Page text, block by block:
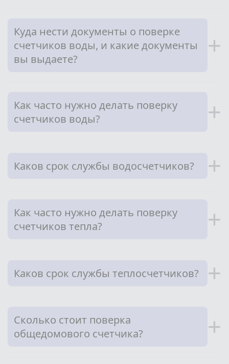
Куда нести документы о поверке
счетчиков воды, и какие документы
вы выдаете?
+
Как часто нужно делать поверку
счетчиков воды?
+
Каков срок службы водосчетчиков? +
Как часто нужно делать поверку
счетчиков тепла?
+
Каков срок службы теплосчетчиков? +
Сколько стоит поверка
общедомового счетчика?
+